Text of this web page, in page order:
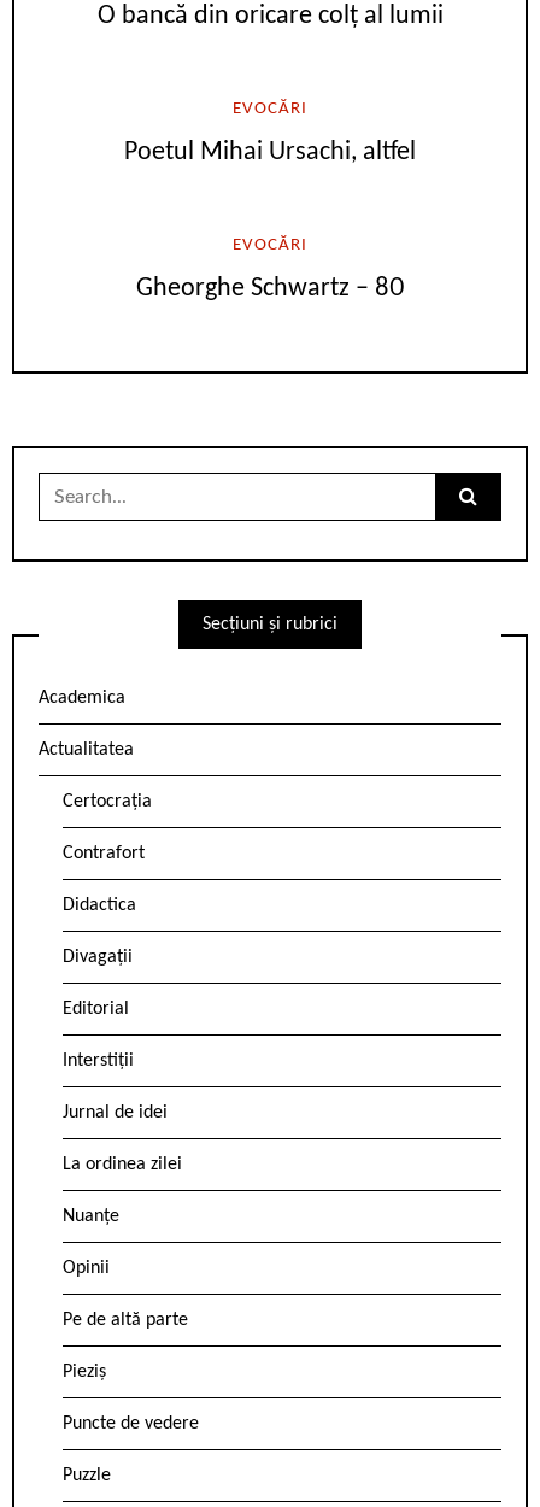
O bancă din oricare colț al lumii
EVOCĂRI
Poetul Mihai Ursachi, altfel
EVOCĂRI
Gheorghe Schwartz – 80
Search
Secțiuni și rubrici
Academica
Actualitatea
Certocrația
Contrafort
Didactica
Divagații
Editorial
Interstiții
Jurnal de idei
La ordinea zilei
Nuanțe
Opinii
Pe de altă parte
Pieziș
Puncte de vedere
Puzzle